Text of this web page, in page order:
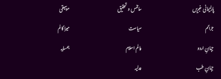
پارلیمانی خبریں
جرائم
جہانِ اردو
جہانِ طب
سائنس و تحقیق
سیاست
عالم اسلام
عدلیہ
موسيقى
میرا کالم
ہمسایہ